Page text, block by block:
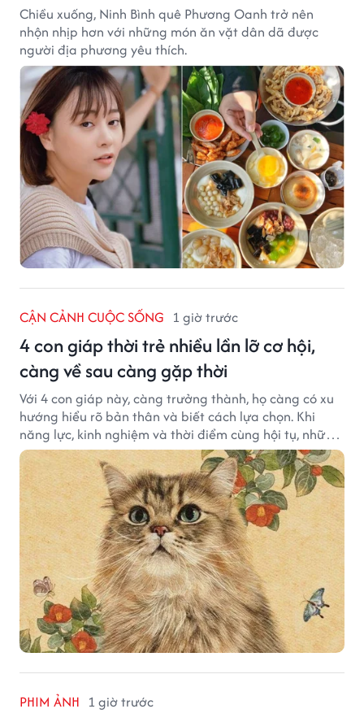
Chiều xuống, Ninh Bình quê Phương Oanh trở nên
nhộn nhịp hơn với những món ăn vặt dân dã được
người địa phương yêu thích.
CẬN CẢNH CUỘC SỐNG 1 giờ trước
4 con giáp thời trẻ nhiều lần lỡ cơ hội,
càng về sau càng gặp thời
Với 4 con giáp này, càng trưởng thành, họ càng có xu
hướng hiểu rõ bản thân và biết cách lựa chọn. Khi
năng lực, kinh nghiệm và thời điểm cùng hội tụ, những
cơ hội từng tưởng đã vuột mất có thể được thay thế
bằng những cơ hội phù hợp hơn.
PHIM ẢNH 1 giờ trước